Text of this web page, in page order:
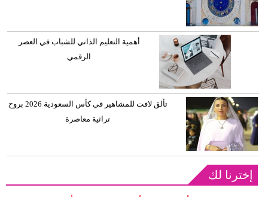
أهمية التعليم الذاتي للشباب في العصر
الرقمي
تألق لافت للمشاهير في كأس السعودية 2026 بروح
تراثية معاصرة
إخترنا لك